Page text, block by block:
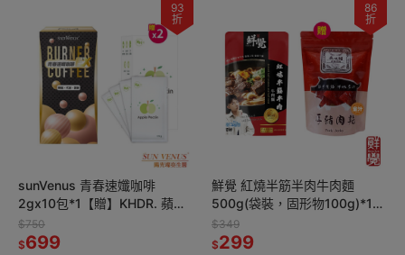
93
折
sunVenus 青春速孅咖啡
2gx10包*1【贈】KHDR. 蘋果
柑橘果膠15gx4包*2
$750
$699
86
折
鮮覺 紅燒半筋半肉牛肉麵
500g(袋裝，固形物100g)*1
效期2027.3.10【贈】魚咬豬
厚豬肉乾蜜汁*1
$349
$299